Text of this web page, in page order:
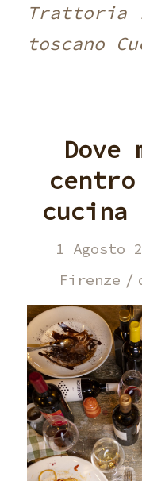
Trattoria
toscano
Dove
1 Agosto
Firenze /